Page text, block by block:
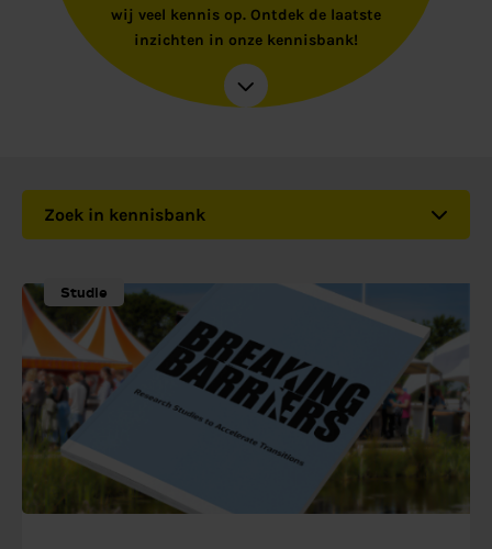
wij veel kennis op. Ontdek de laatste
inzichten in onze kennisbank!
Zoek in kennisbank
Studie